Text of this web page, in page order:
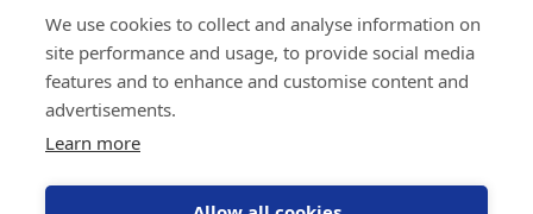
We use cookies to collect and analyse information on
site performance and usage, to provide social media
features and to enhance and customise content and
advertisements.
Learn more